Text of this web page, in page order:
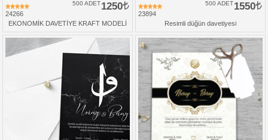
24266
1250
500 ADET
EKONOMİK DAVETİYE KRAFT MODELİ
23894
1550
500 ADET
Resimli düğün davetiyesi